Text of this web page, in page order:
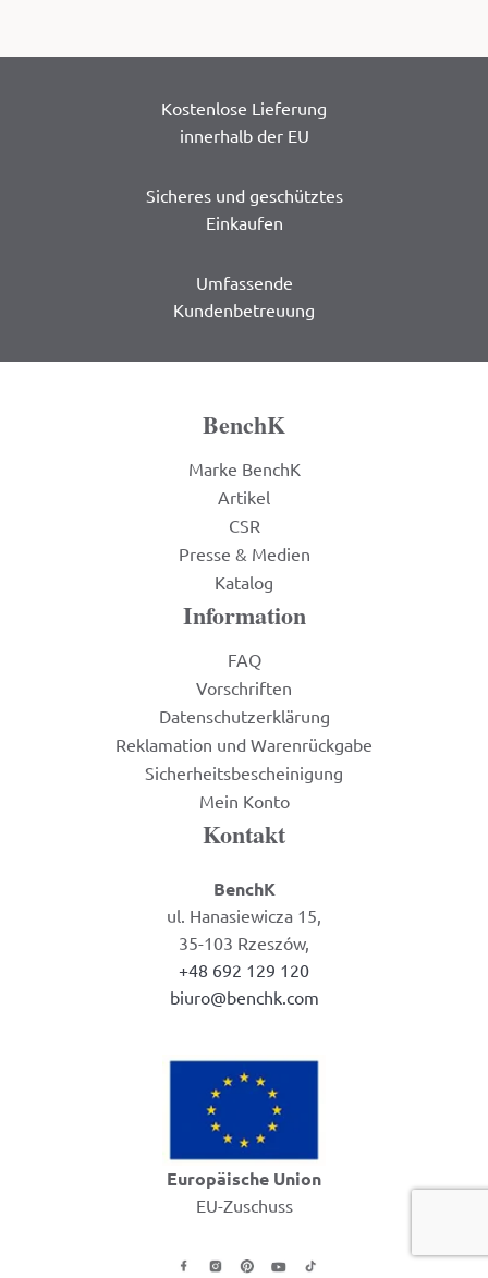
Kostenlose Lieferung
innerhalb der EU
Sicheres und geschütztes
Einkaufen
Umfassende
Kundenbetreuung
BenchK
Marke BenchK
Artikel
CSR
Presse & Medien
Katalog
Information
FAQ
Vorschriften
Datenschutzerklärung
Reklamation und Warenrückgabe
Sicherheitsbescheinigung
Mein Konto
Kontakt
BenchK
ul. Hanasiewicza 15,
35-103 Rzeszów,
+48 692 129 120
biuro@benchk.com
Europäische Union
EU-Zuschuss